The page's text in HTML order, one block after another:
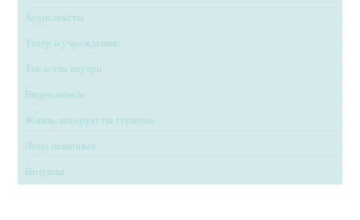
Аудиотексты
Театр и учреждения
Так-и-так внутри
Видеозаписи
Жизнь, которую ты теряешь.
Лицо невинных
Визуалы